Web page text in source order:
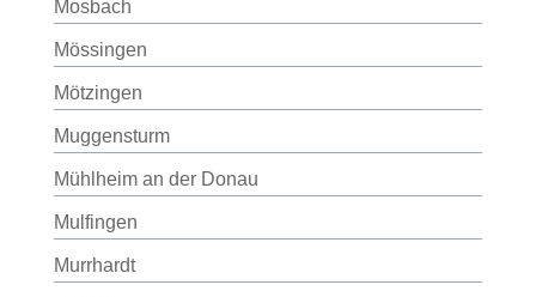
Mosbach
Mössingen
Mötzingen
Muggensturm
Mühlheim an der Donau
Mulfingen
Murrhardt